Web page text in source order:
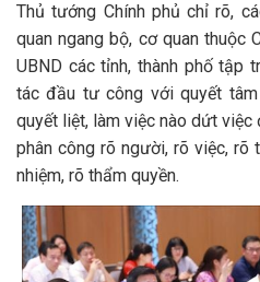
Thủ tướng Chính phủ chỉ rõ,
quan ngang bộ, cơ quan thuộc
UBND các tỉnh, thành phố tập
tác đầu tư công với quyết
quyết liệt, làm việc nào dứt
phân công rõ người, rõ việc, rõ
nhiệm, rõ thẩm quyền.